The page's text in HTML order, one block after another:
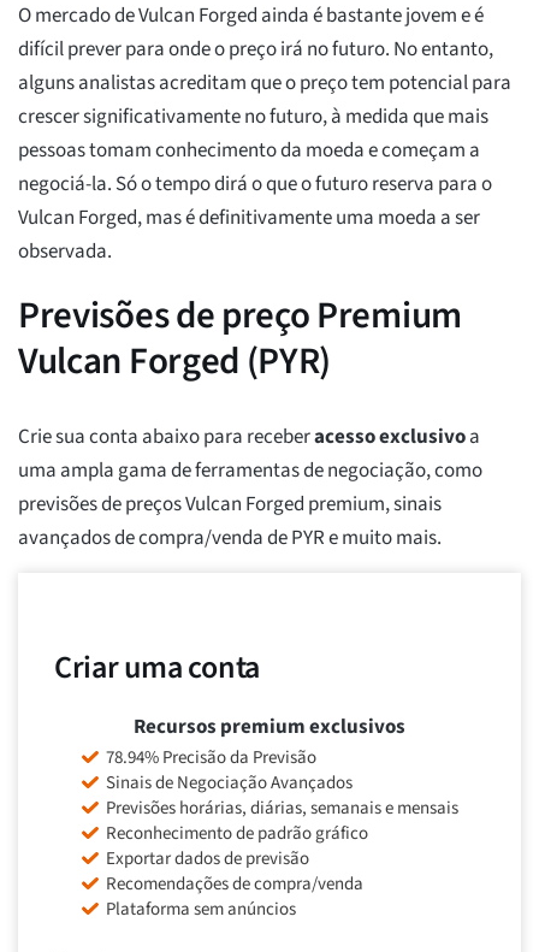
O mercado de Vulcan Forged ainda é bastante jovem e é
difícil prever para onde o preço irá no futuro. No entanto,
alguns analistas acreditam que o preço tem potencial para
crescer significativamente no futuro, à medida que mais
pessoas tomam conhecimento da moeda e começam a
negociá-la. Só o tempo dirá o que o futuro reserva para o
Vulcan Forged, mas é definitivamente uma moeda a ser
observada.
Previsões de preço Premium
Vulcan Forged (PYR)
Crie sua conta abaixo para receberacesso exclusivoa
uma ampla gama de ferramentas de negociação, como
previsões de preços Vulcan Forged premium, sinais
avançados de compra/venda de PYR e muito mais.
Criar uma conta
Recursos premium exclusivos
78.94% Precisão da Previsão
Sinais de Negociação Avançados
Previsões horárias, diárias, semanais e mensais
Reconhecimento de padrão gráfico
Exportar dados de previsão
Recomendações de compra/venda
Plataforma sem anúncios